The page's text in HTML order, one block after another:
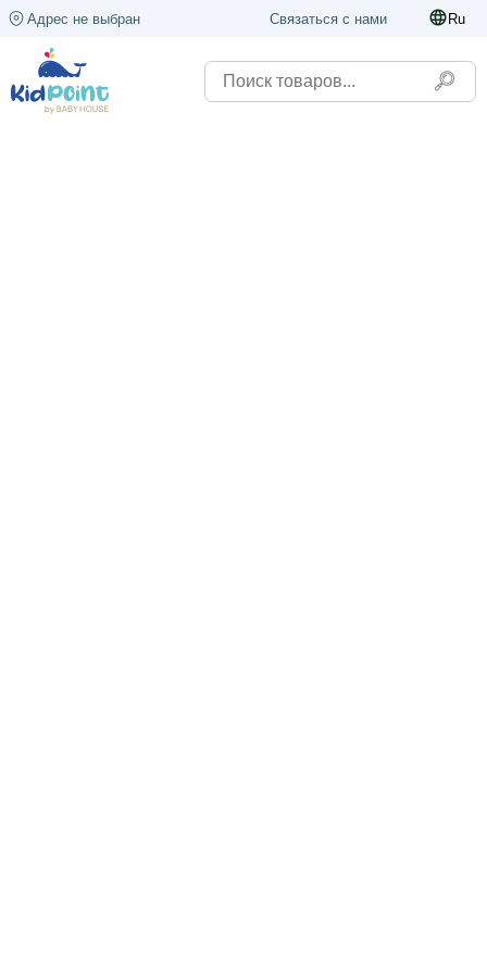
Адрес не выбран Связаться с нами Ru